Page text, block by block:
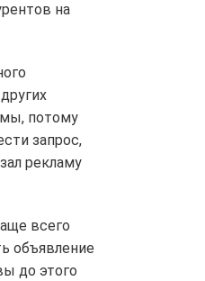
на
потому
запрос,
рекламу
всего
объявление
до этого